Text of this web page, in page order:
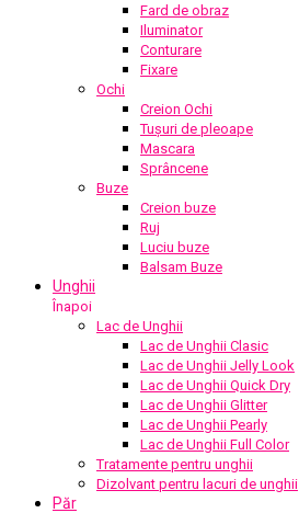
Fard de obraz
Iluminator
Conturare
Fixare
Ochi
Creion Ochi
Tușuri de pleoape
Mascara
Sprâncene
Buze
Creion buze
Ruj
Luciu buze
Balsam Buze
Unghii
Înapoi
Lac de Unghii
Lac de Unghii Clasic
Lac de Unghii Jelly Look
Lac de Unghii Quick Dry
Lac de Unghii Glitter
Lac de Unghii Pearly
Lac de Unghii Full Color
Tratamente pentru unghii
Dizolvant pentru lacuri de unghii
Păr